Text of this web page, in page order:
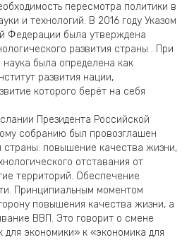
пересмотра политики в
и технологий. В 2016 году Указом
Федерации была утверждена
развития страны . При
была определена как
развития нации,
которого берёт на себя
Президента Российской
собранию был провозглашен
страны: повышение качества жизни,
отставания от
территорий. Обеспечение
Принципиальным моментом
повышения качества жизни, а
ВВП. Это говорит о смене
для экономики» к «экономика для